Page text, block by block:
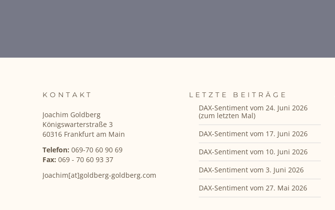
KONTAKT
Joachim Goldberg
Königswarterstraße 3
60316 Frankfurt am Main
Telefon: 069-70 60 90 69
Fax: 069 - 70 60 93 37
Joachim[at]goldberg-goldberg.com
LETZTE BEITRÄGE
DAX-Sentiment vom 24. Juni 2026
(zum letzten Mal)
DAX-Sentiment vom 17. Juni 2026
DAX-Sentiment vom 10. Juni 2026
DAX-Sentiment vom 3. Juni 2026
DAX-Sentiment vom 27. Mai 2026